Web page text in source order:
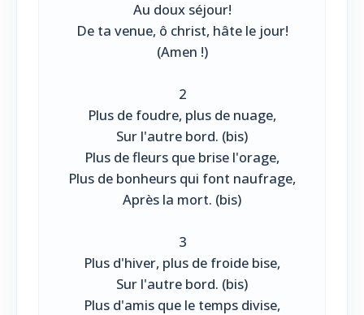
Au doux séjour!
De ta venue, ô christ, hâte le jour!
(Amen !)
2
Plus de foudre, plus de nuage,
Sur l'autre bord. (bis)
Plus de fleurs que brise l'orage,
Plus de bonheurs qui font naufrage,
Après la mort. (bis)
3
Plus d'hiver, plus de froide bise,
Sur l'autre bord. (bis)
Plus d'amis que le temps divise,